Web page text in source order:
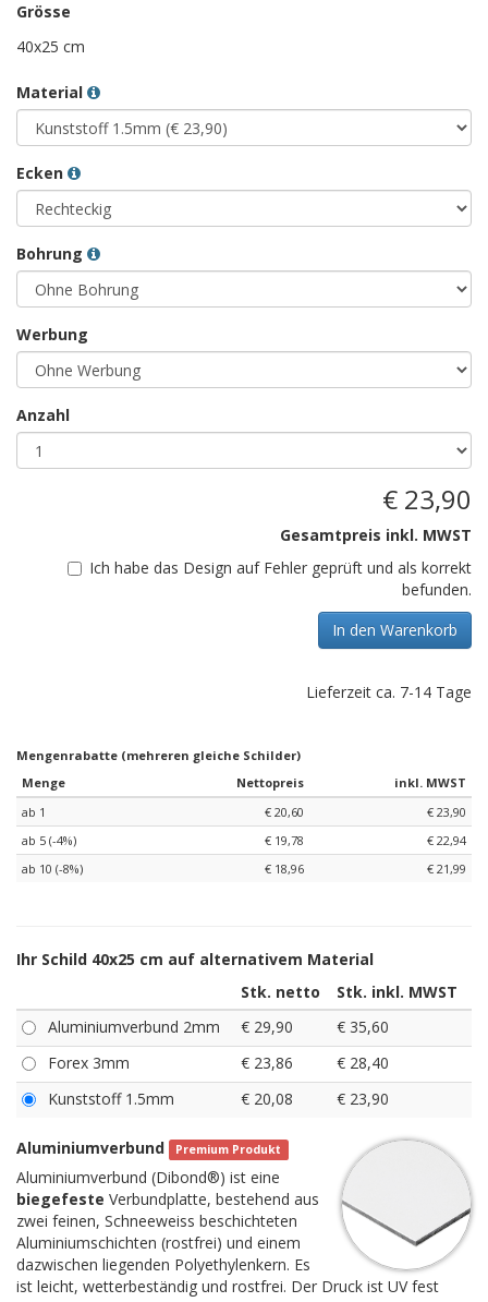
Grösse
40x25 cm
Material
Ecken
Bohrung
Werbung
Anzahl
€ 23,90
Gesamtpreis inkl. MWST
Ich habe das Design auf Fehler geprüft und als korrekt
befunden.
In den Warenkorb
Lieferzeit ca. 7-14 Tage
Mengenrabatte (mehreren gleiche Schilder)
Menge
Nettopreis
inkl. MWST
ab 1
€ 20,60
€ 23,90
ab 5 (-4%)
€ 19,78
€ 22,94
ab 10 (-8%)
€ 18,96 € 21,99
Ihr Schild 40x25 cm auf alternativem Material
Stk. netto
Stk. inkl. MWST
Aluminiumverbund 2mm
€ 29,90
€ 35,60
Forex 3mm
€ 23,86
€ 28,40
Kunststoff 1.5mm
€ 20,08 € 23,90
Aluminiumverbund Premium Produkt
Aluminiumverbund (Dibond®) ist eine
biegefeste Verbundplatte, bestehend aus
zwei feinen, Schneeweiss beschichteten
Aluminiumschichten (rostfrei) und einem
dazwischen liegenden Polyethylenkern. Es
ist leicht, wetterbeständig und rostfrei. Der Druck ist UV fest